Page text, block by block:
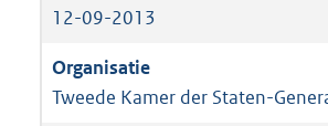
12-09-2013
Tweede Kamer der Staten-